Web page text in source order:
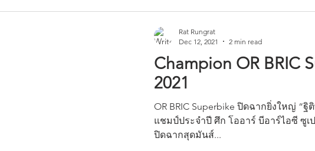
Champion OR BRIC
2021
OR BRIC Superbike ปิดฉากยิ่งใหญ่ “ฐิ
แชมป์ประจำปี ศึก โออาร์ บีอาร์ไอซี ซูเ
ปิดฉากสุดมันส์...
Rat Rungrat
Dec 12, 2021
2 min read